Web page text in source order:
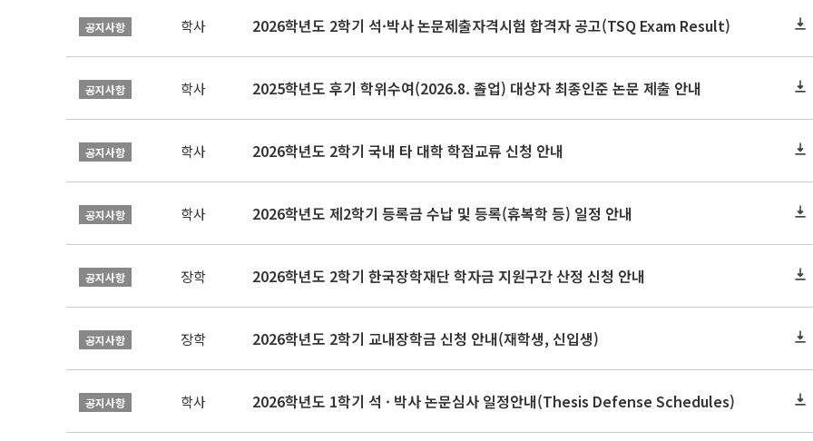
공지사항 학사 2026학년도 2학기 석·박사 논문제출자격시험 합격자 공고(TSQ Exam Result)
공지사항 학사 2025학년도 후기 학위수여(2026.8. 졸업) 대상자 최종인준 논문 제출 안내
공지사항 학사 2026학년도 2학기 국내 타 대학 학점교류 신청 안내
공지사항 학사 2026학년도 제2학기 등록금 수납 및 등록(휴복학 등) 일정 안내
공지사항 장학 2026학년도 2학기 한국장학재단 학자금 지원구간 산정 신청 안내
공지사항 장학 2026학년도 2학기 교내장학금 신청 안내(재학생, 신입생)
공지사항 학사 2026학년도 1학기 석 · 박사 논문심사 일정안내(Thesis Defense Schedules)